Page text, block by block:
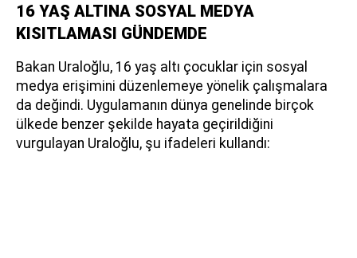
16 YAŞ ALTINA SOSYAL MEDYA
KISITLAMASI GÜNDEMDE
Bakan Uraloğlu, 16 yaş altı çocuklar için sosyal
medya erişimini düzenlemeye yönelik çalışmalara
da değindi. Uygulamanın dünya genelinde birçok
ülkede benzer şekilde hayata geçirildiğini
vurgulayan Uraloğlu, şu ifadeleri kullandı: